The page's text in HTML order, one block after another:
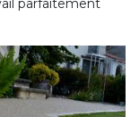
parfaitement